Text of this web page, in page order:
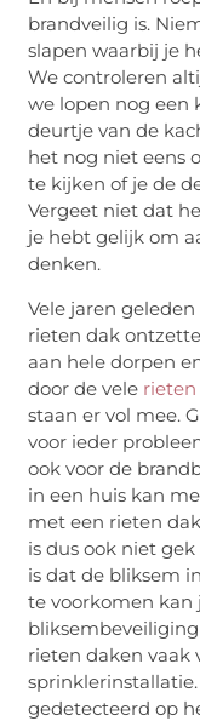
brandveilig is.
slapen waarbij je
We controleren
we lopen nog een
deurtje van de
het nog niet eens
te kijken of je de
Vergeet niet dat
je hebt gelijk om
denken.
Vele jaren
rieten dak
aan hele dorpen
door de vele
staan er vol mee.
voor ieder
ook voor de
in een huis kan
met een rieten
is dus ook niet
is dat de bliksem
te voorkomen kan
rieten daken vaak
gedetecteerd op